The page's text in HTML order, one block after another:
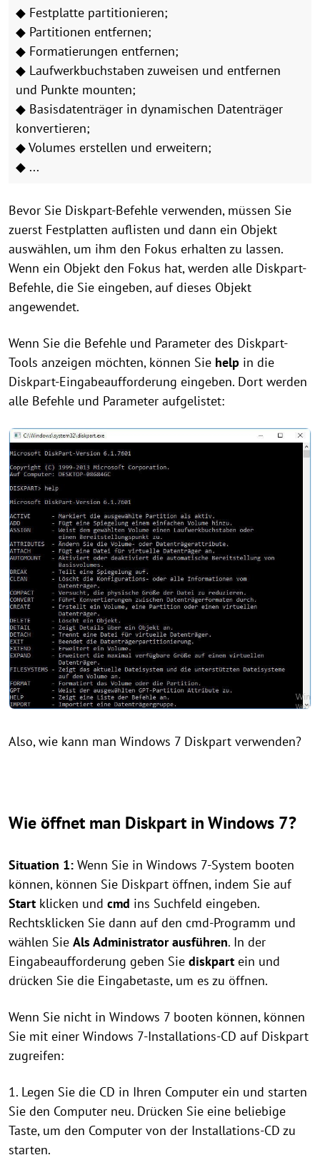
◆ Festplatte partitionieren;
◆ Partitionen entfernen;
◆ Formatierungen entfernen;
◆ Laufwerkbuchstaben zuweisen und entfernen
und Punkte mounten;
◆ Basisdatenträger in dynamischen Datenträger
konvertieren;
◆ Volumes erstellen und erweitern;
◆ ...
Bevor Sie Diskpart-Befehle verwenden, müssen Sie
zuerst Festplatten auflisten und dann ein Objekt
auswählen, um ihm den Fokus erhalten zu lassen.
Wenn ein Objekt den Fokus hat, werden alle Diskpart-
Befehle, die Sie eingeben, auf dieses Objekt
angewendet.
Wenn Sie die Befehle und Parameter des Diskpart-
Tools anzeigen möchten, können Sie help in die
Diskpart-Eingabeaufforderung eingeben. Dort werden
alle Befehle und Parameter aufgelistet:
Also, wie kann man Windows 7 Diskpart verwenden?
Wie öffnet man Diskpart in Windows 7?
Situation 1: Wenn Sie in Windows 7-System booten
können, können Sie Diskpart öffnen, indem Sie auf
Start klicken und cmd ins Suchfeld eingeben.
Rechtsklicken Sie dann auf den cmd-Programm und
wählen Sie Als Administrator ausführen. In der
Eingabeaufforderung geben Sie diskpart ein und
drücken Sie die Eingabetaste, um es zu öffnen.
Wenn Sie nicht in Windows 7 booten können, können
Sie mit einer Windows 7-Installations-CD auf Diskpart
zugreifen:
1. Legen Sie die CD in Ihren Computer ein und starten
Sie den Computer neu. Drücken Sie eine beliebige
Taste, um den Computer von der Installations-CD zu
starten.